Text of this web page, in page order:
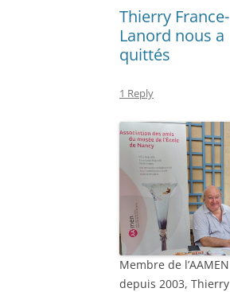
Thierry France-
Lanord nous a
quittés
1 Reply
Membre de l’AAMEN
depuis 2003, Thierry